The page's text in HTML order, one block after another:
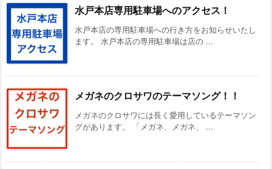
水戸本店専用駐車場へのアクセス！
水戸本店の専用駐車場への行き方をお知らせいたし
ます。 水戸本店の専用駐車場は店の ...
メガネのクロサワのテーマソング！！
メガネのクロサワには長く愛用しているテーマソン
グがあります。 「メガネ、メガネ、 ...